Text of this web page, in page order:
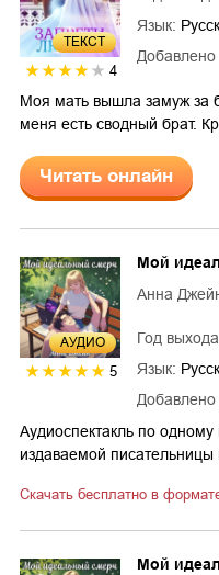
ТЕКСТ
4
Добавлено
Язык:
Моя мать вышла замуж за
меня есть сводный брат.
Читать онлайн
AУДИО
5
Добавлено
Мой
Анна
Год
Язык:
Аудиоспектакль по
издаваемой писательницы
Скачать бесплатно в
Мой